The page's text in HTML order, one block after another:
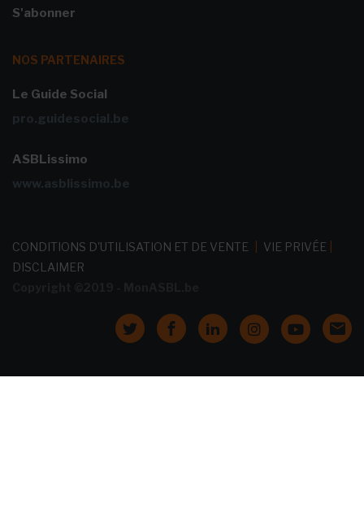
S'abonner
NOS PARTENAIRES
Le Guide Social
pro.guidesocial.be
ASBLissimo
www.asblissimo.be
CONDITIONS D'UTILISATION ET DE VENTE VIE PRIVÉE
DISCLAIMER